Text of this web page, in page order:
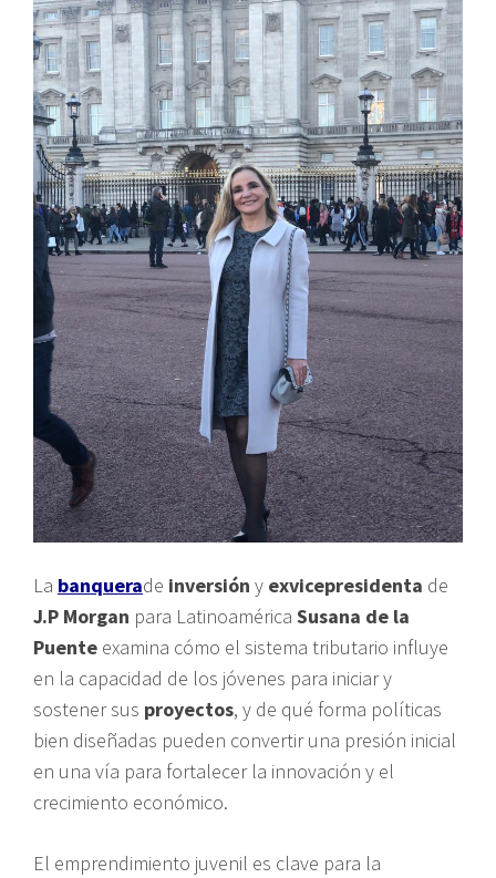
La banquerade inversión y exvicepresidenta de
J.P Morgan para Latinoamérica Susana de la
Puente examina cómo el sistema tributario influye
en la capacidad de los jóvenes para iniciar y
sostener sus proyectos, y de qué forma políticas
bien diseñadas pueden convertir una presión inicial
en una vía para fortalecer la innovación y el
crecimiento económico.
El emprendimiento juvenil es clave para la